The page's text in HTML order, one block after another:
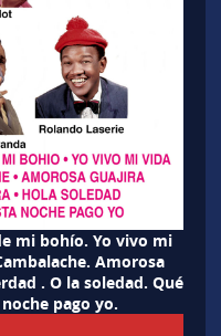
mi bohío. Yo vivo mi
Amorosa
. O la soledad. Qué
pago yo.